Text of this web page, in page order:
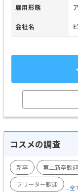
雇用形態
会社名
コスメの調査
新卒 第二新卒歓迎
フリーター歓迎
...全